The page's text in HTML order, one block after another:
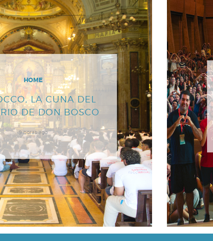
HOME
LA CUNA DEL
DE DON BOSCO
9 horas ago